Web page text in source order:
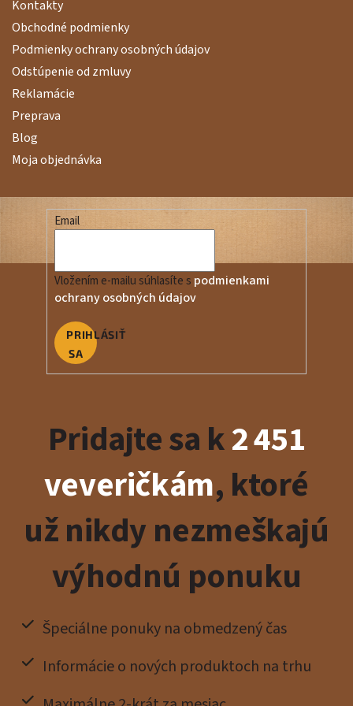
Kontakty
Obchodné podmienky
Podmienky ochrany osobných údajov
Odstúpenie od zmluvy
Reklamácie
Preprava
Blog
Moja objednávka
Email
Vložením e-mailu súhlasíte s podmienkami
ochrany osobných údajov
PRIHLÁSIŤ
SA
Pridajte sa k2 451
veveričkám, ktoré
už nikdy nezmeškajú
výhodnú ponuku
Špeciálne ponuky na obmedzený čas
Informácie o nových produktoch na trhu